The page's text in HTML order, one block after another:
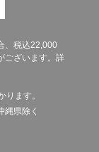
、税込22,000
ございます。詳
ます。
縄県除く